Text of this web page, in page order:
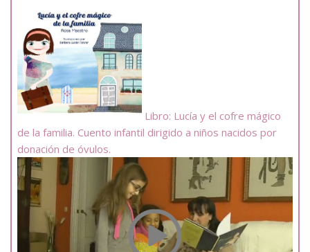
Libro: Lucía y el cofre mágico
de la familia. Cuento infantil dirigido a niños nacidos por
donación de óvulos.